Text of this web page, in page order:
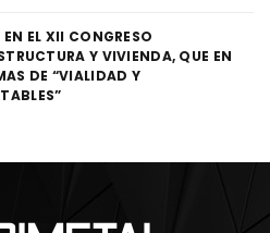
EL XII CONGRESO
Y VIVIENDA, QUE EN
DE “VIALIDAD Y